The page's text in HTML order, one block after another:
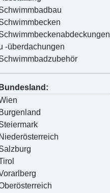
-überdachungen
Bundesland:
Burgenland
Niederösterreich